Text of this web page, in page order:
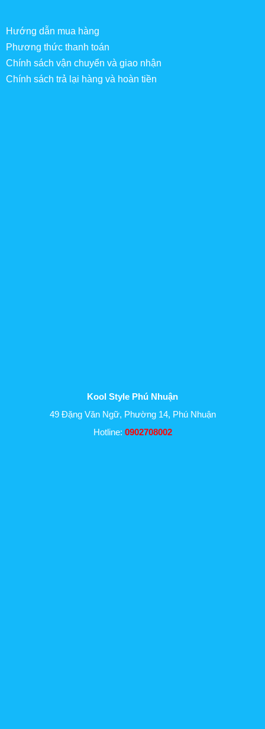
Hướng dẫn mua hàng
Phương thức thanh toán
Chính sách vận chuyển và giao nhận
Chính sách trả lại hàng và hoàn tiền
Kool Style Phú Nhuận
49 Đặng Văn Ngữ, Phường 14, Phú Nhuận
Hotline: 0902708002